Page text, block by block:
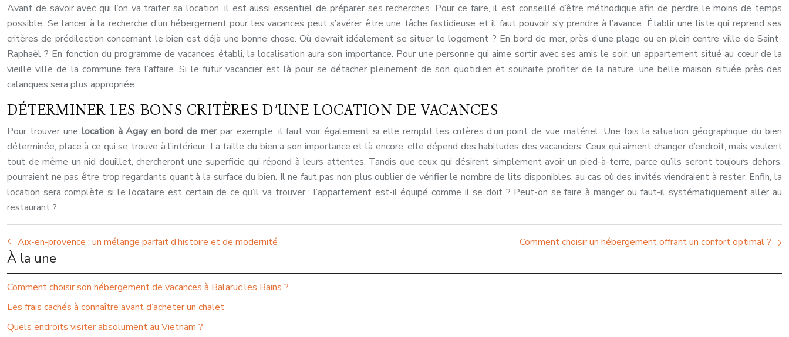
Avant de savoir avec qui l’on va traiter sa location, il est aussi essentiel de préparer ses recherches. Pour ce faire, il est conseillé d’être méthodique afin de perdre le moins de temps
possible. Se lancer à la recherche d’un hébergement pour les vacances peut s’avérer être une tâche fastidieuse et il faut pouvoir s’y prendre à l’avance. Établir une liste qui reprend ses
critères de prédilection concernant le bien est déjà une bonne chose. Où devrait idéalement se situer le logement ? En bord de mer, près d’une plage ou en plein centre-ville de Saint-
Raphaël ? En fonction du programme de vacances établi, la localisation aura son importance. Pour une personne qui aime sortir avec ses amis le soir, un appartement situé au cœur de la
vieille ville de la commune fera l’affaire. Si le futur vacancier est là pour se détacher pleinement de son quotidien et souhaite profiter de la nature, une belle maison située près des
calanques sera plus appropriée.
DÉTERMINER LES BONS CRITÈRES D’UNE LOCATION DE VACANCES
Pour trouver une location à Agay en bord de merpar exemple, il faut voir également si elle remplit les critères d’un point de vue matériel. Une fois la situation géographique du bien
déterminée, place à ce qui se trouve à l’intérieur. La taille du bien a son importance et là encore, elle dépend des habitudes des vacanciers. Ceux qui aiment changer d’endroit, mais veulent
tout de même un nid douillet, chercheront une superficie qui répond à leurs attentes. Tandis que ceux qui désirent simplement avoir un pied-à-terre, parce qu’ils seront toujours dehors,
pourraient ne pas être trop regardants quant à la surface du bien. Il ne faut pas non plus oublier de vérifier le nombre de lits disponibles, au cas où des invités viendraient à rester. Enfin, la
location sera complète si le locataire est certain de ce qu’il va trouver : l’appartement est-il équipé comme il se doit ? Peut-on se faire à manger ou faut-il systématiquement aller au
restaurant ?
Aix-en-provence : un mélange parfait d’histoire et de modernité Comment choisir un hébergement offrant un confort optimal ?
À la une
Comment choisir son hébergement de vacances à Balaruc les Bains ?
Les frais cachés à connaître avant d’acheter un chalet
Quels endroits visiter absolument au Vietnam ?